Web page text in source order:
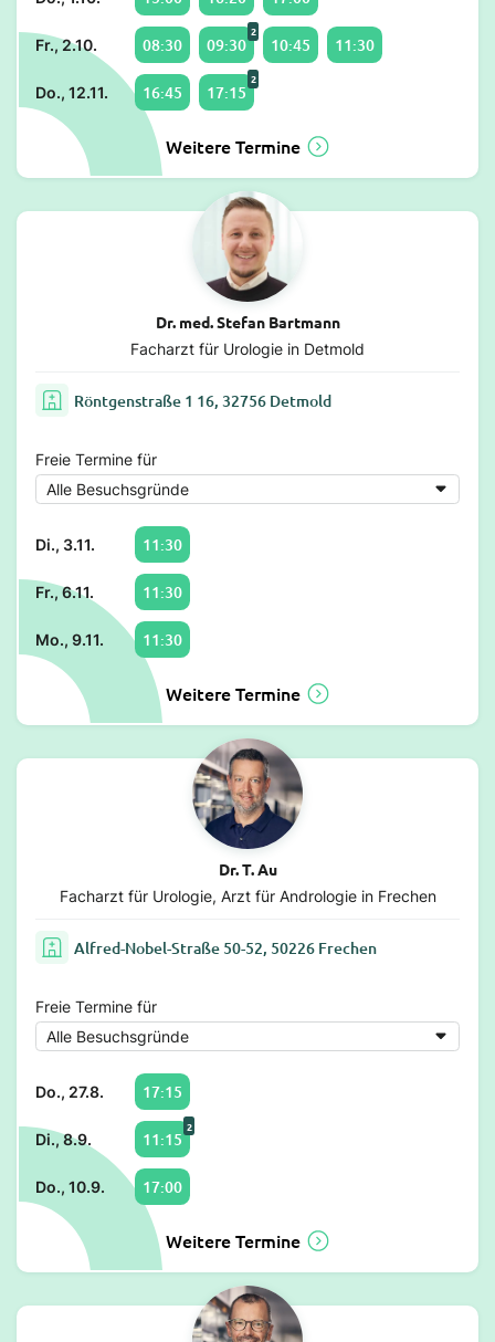
Fr., 2.10. 08:30 09:30
2
10:45 11:30
Do., 12.11. 16:45 17:15
2
Weitere Termine
Dr. med. Stefan Bartmann
Facharzt für Urologie in Detmold
Röntgenstraße 1 16, 32756 Detmold
Freie Termine für
Di., 3.11. 11:30
Fr., 6.11. 11:30
Mo., 9.11. 11:30
Weitere Termine
Dr. T. Au
Facharzt für Urologie, Arzt für Andrologie in Frechen
Alfred-Nobel-Straße 50-52, 50226 Frechen
Freie Termine für
Do., 27.8. 17:15
Di., 8.9. 11:15
2
Do., 10.9. 17:00
Weitere Termine